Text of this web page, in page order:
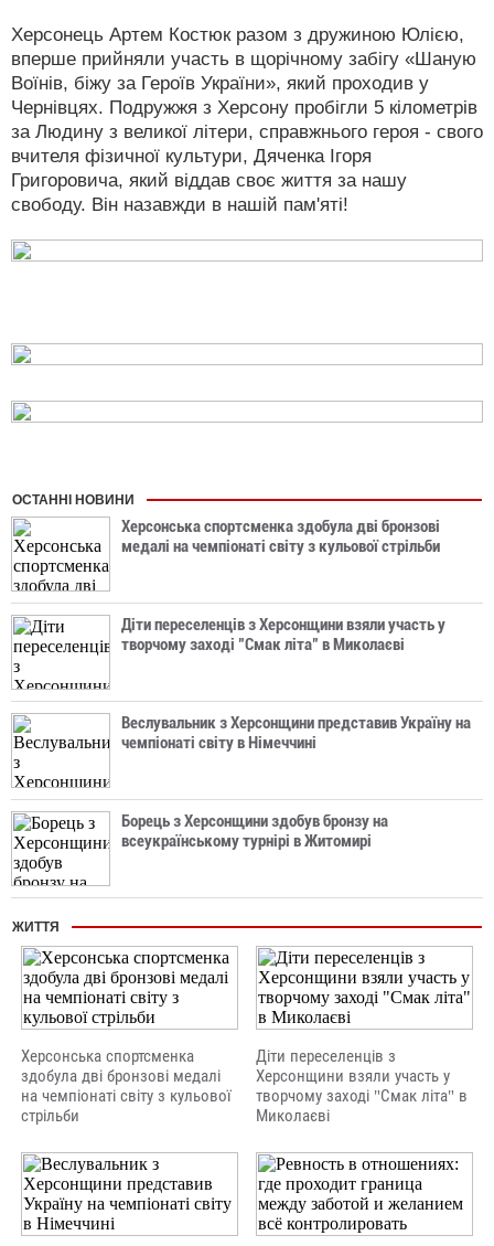
Херсонець Артем Костюк разом з дружиною Юлією,
вперше прийняли участь в щорічному забігу «Шаную
Воїнів, біжу за Героїв України», який проходив у
Чернівцях. Подружжя з Херсону пробігли 5 кілометрів
за Людину з великої літери, справжнього героя - свого
вчителя фізичної культури, Дяченка Ігоря
Григоровича, який віддав своє життя за нашу
свободу. Він назавжди в нашій пам'яті!
ОСТАННІ НОВИНИ
Херсонська спортсменка здобула дві бронзові
медалі на чемпіонаті світу з кульової стрільби
Діти переселенців з Херсонщини взяли участь у
творчому заході "Смак літа" в Миколаєві
Веслувальник з Херсонщини представив Україну на
чемпіонаті світу в Німеччині
Борець з Херсонщини здобув бронзу на
всеукраїнському турнірі в Житомирі
ЖИТТЯ
Херсонська спортсменка
здобула дві бронзові медалі
на чемпіонаті світу з кульової
стрільби
Діти переселенців з
Херсонщини взяли участь у
творчому заході "Смак літа" в
Миколаєві